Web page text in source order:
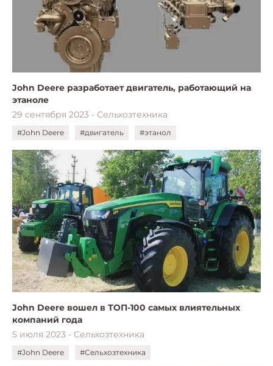
John Deere разработает двигатель, работающий на
29 сентября 2023 - Сельхозтехника
#John Deere #двигатель #этанол
John Deere вошел в ТОП-100 самых влиятельных
компаний года
5 июля 2023 - Сельхозтехника
#John Deere #Сельхозтехника